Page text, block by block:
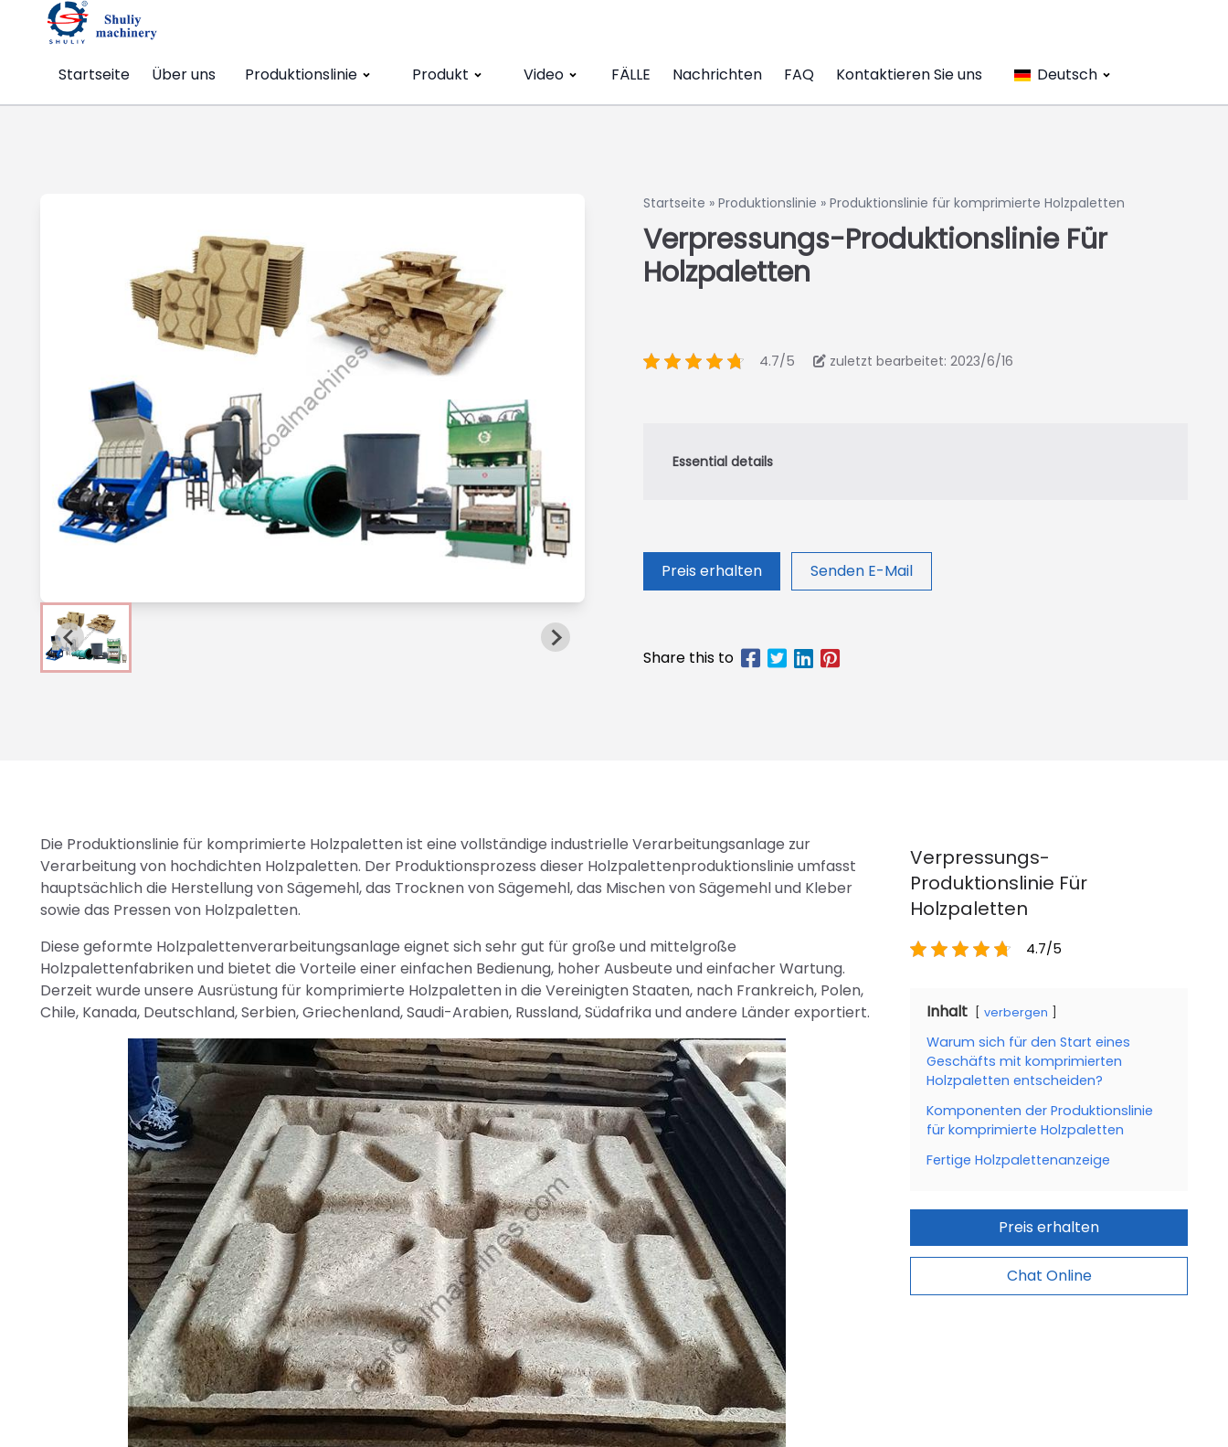
Startseite Über uns Produktionslinie Produkt Video FÄLLE Nachrichten FAQ Kontaktieren Sie uns Deutsch
Startseite » Produktionslinie » Produktionslinie für komprimierte Holzpaletten
Verpressungs-Produktionslinie Für
Holzpaletten
4.7/5 zuletzt bearbeitet: 2023/6/16
Preis erhalten Senden E-Mail
Die Produktionslinie für komprimierte Holzpaletten ist eine vollständige industrielle Verarbeitungsanlage zur
Verarbeitung von hochdichten Holzpaletten. Der Produktionsprozess dieser Holzpalettenproduktionslinie umfasst
hauptsächlich die Herstellung von Sägemehl, das Trocknen von Sägemehl, das Mischen von Sägemehl und Kleber
sowie das Pressen von Holzpaletten.
Diese geformte Holzpalettenverarbeitungsanlage eignet sich sehr gut für große und mittelgroße
Holzpalettenfabriken und bietet die Vorteile einer einfachen Bedienung, hoher Ausbeute und einfacher Wartung.
Derzeit wurde unsere Ausrüstung für komprimierte Holzpaletten in die Vereinigten Staaten, nach Frankreich, Polen,
Chile, Kanada, Deutschland, Serbien, Griechenland, Saudi-Arabien, Russland, Südafrika und andere Länder exportiert.
Verpressungs-
Produktionslinie Für
Holzpaletten
4.7/5
Inhalt verbergen
Warum sich für den Start eines
Geschäfts mit komprimierten
Holzpaletten entscheiden?
Komponenten der Produktionslinie
für komprimierte Holzpaletten
Fertige Holzpalettenanzeige
Preis erhalten
Chat Online